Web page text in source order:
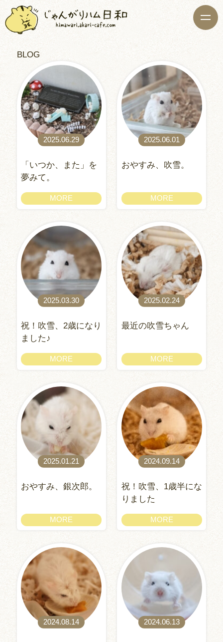
BLOG
2025.06.29
「いつか、また」を
夢みて。
MORE
2025.06.01
おやすみ、吹雪。
MORE
2025.03.30
祝！吹雪、2歳になり
ました♪
MORE
2025.02.24
最近の吹雪ちゃん
MORE
2025.01.21
おやすみ、銀次郎。
MORE
2024.09.14
祝！吹雪、1歳半にな
りました
MORE
2024.08.14 2024.06.13